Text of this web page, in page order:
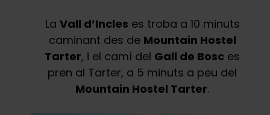
La Vall d’Incles es troba a 10 minuts
caminant des de Mountain Hostel
Tarter, i el camí del Gall de Bosc es
pren al Tarter, a 5 minuts a peu del
Mountain Hostel Tarter.